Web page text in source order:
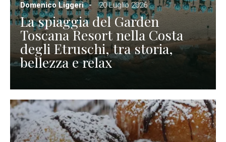
Domenico Liggeri
20 Luglio 2026
La spiaggia del Garden
Toscana Resort nella Costa
degli Etruschi, tra storia,
bellezza e relax